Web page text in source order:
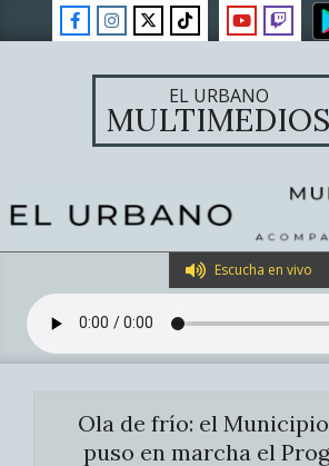
to
EL URBANO
MULTIMEDIOS
Navigation
Menu
Escucha en vivo
Ola de frío: el
puso en marcha el